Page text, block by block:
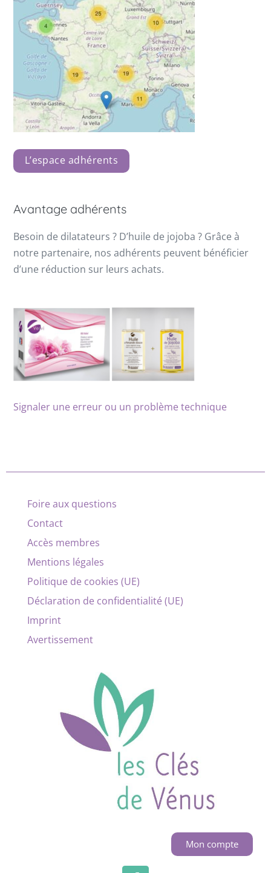
L’espace adhérents
Avantage adhérents
Besoin de dilatateurs ? D’huile de jojoba ? Grâce à
notre partenaire, nos adhérents peuvent bénéficier
d’une réduction sur leurs achats.
Signaler une erreur ou un problème technique
Foire aux questions
Contact
Accès membres
Mentions légales
Politique de cookies (UE)
Déclaration de confidentialité (UE)
Imprint
Avertissement
Mon compte